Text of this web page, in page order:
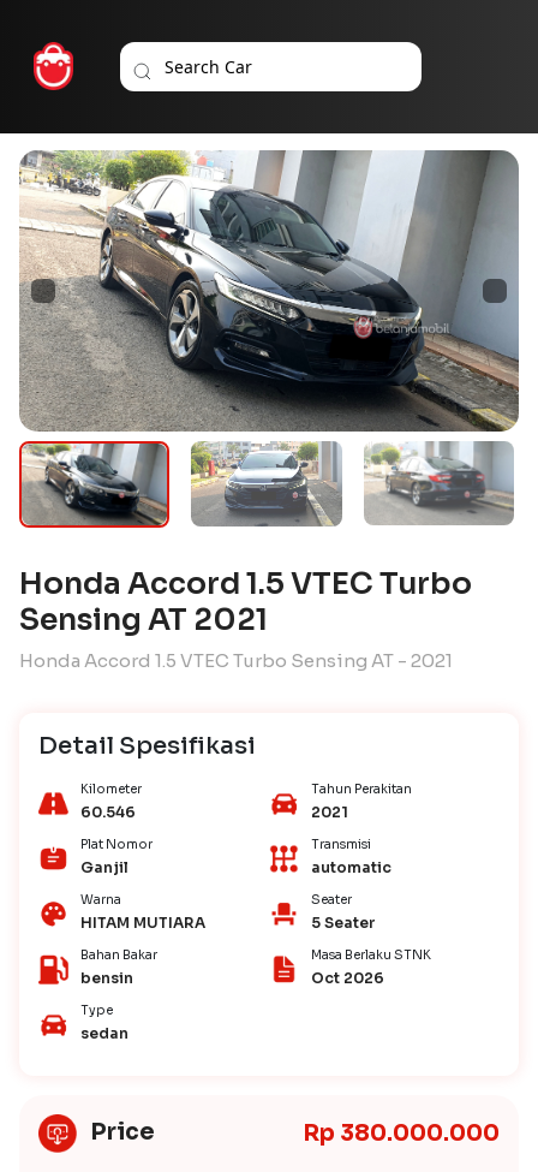
Honda Accord 1.5 VTEC Turbo
Sensing AT 2021
Honda Accord 1.5 VTEC Turbo Sensing AT - 2021
Detail Spesifikasi
Kilometer
60.546
Tahun Perakitan
2021
Plat Nomor
Ganjil
Transmisi
automatic
Warna
HITAM MUTIARA
Seater
5 Seater
Bahan Bakar
bensin
Masa Berlaku STNK
Oct 2026
Type
sedan
Price Rp 380.000.000